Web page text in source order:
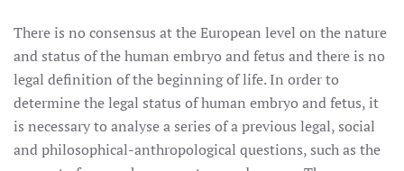
There is no consensus at the European level on the nature
and status of the human embryo and fetus and there is no
legal definition of the beginning of life. In order to
determine the legal status of human embryo and fetus, it
is necessary to analyse a series of a previous legal, social
and philosophical-anthropological questions, such as the